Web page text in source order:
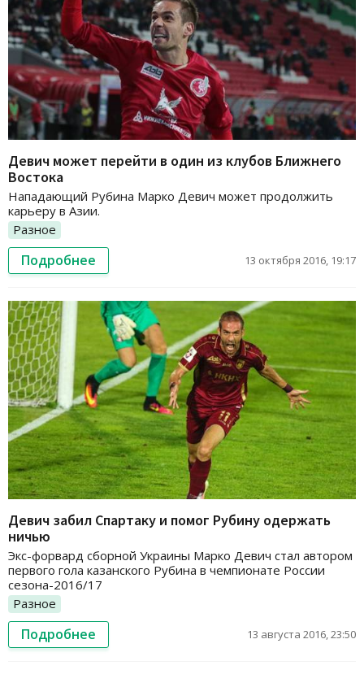
Девич может перейти в один из клубов Ближнего
Востока
Нападающий Рубина Марко Девич может продолжить
карьеру в Азии.
Разное
Подробнее 13 октября 2016, 19:17
Девич забил Спартаку и помог Рубину одержать
ничью
Экс-форвард сборной Украины Марко Девич стал автором
первого гола казанского Рубина в чемпионате России
сезона-2016/17
Разное
Подробнее 13 августа 2016, 23:50